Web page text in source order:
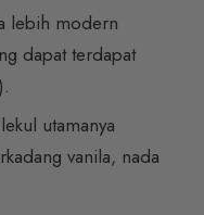
lebih modern
dapat terdapat
).
utamanya
vanila, nada